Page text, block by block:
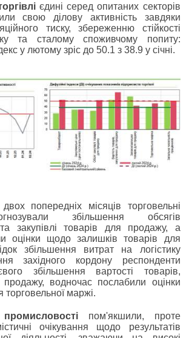
єдині серед опитаних секторів
свою ділову активність завдяки
тиску, збереженню стійкості
та сталому споживчому попиту:
у лютому зріс до 50.1 з 38.9 у січні.
попередніх місяців торговельні
збільшення обсягів
закупівлі товарів для продажу, а
оцінки щодо залишків товарів для
збільшення витрат на логістику
західного кордону респонденти
збільшення вартості товарів,
водночас послабили оцінки
маржі.
пом'якшили, проте
очікування щодо результатів